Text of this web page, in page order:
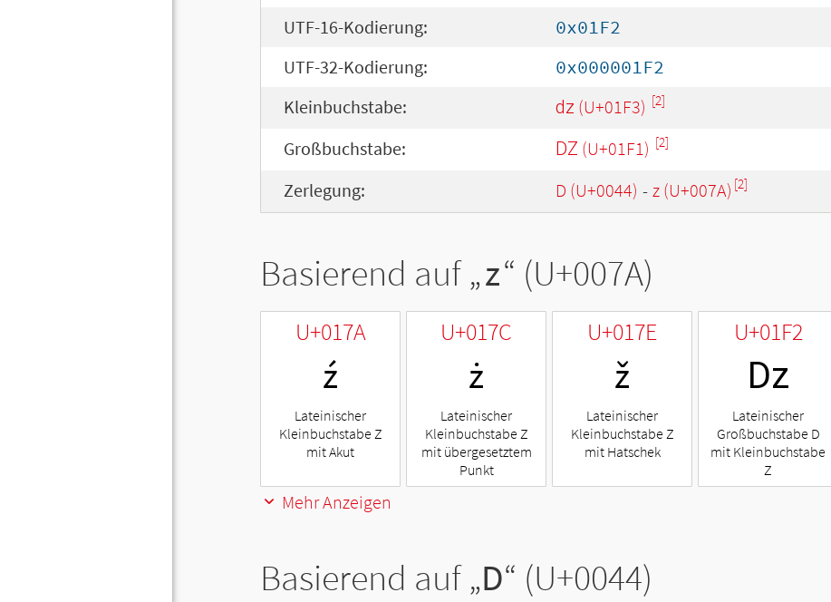
UTF-16-Kodierung:
0x01F2
UTF-32-Kodierung:
0x000001F2
Kleinbuchstabe:
ǳ (U+01F3) [2]
Großbuchstabe: Ǳ (U+01F1) [2]
Zerlegung: D (U+0044) - z (U+007A) [2]
Basierend auf „z“ (U+007A)
U+017A
ź
Lateinischer
Kleinbuchstabe Z
mit Akut
U+017C
ż
Lateinischer
Kleinbuchstabe Z
mit übergesetztem
Punkt
U+017E
ž
Lateinischer
Kleinbuchstabe Z
mit Hatschek
U+01F2
ǲ
Lateinischer
Großbuchstabe D
mit Kleinbuchstabe
Z
Mehr Anzeigen
Basierend auf „D“ (U+0044)